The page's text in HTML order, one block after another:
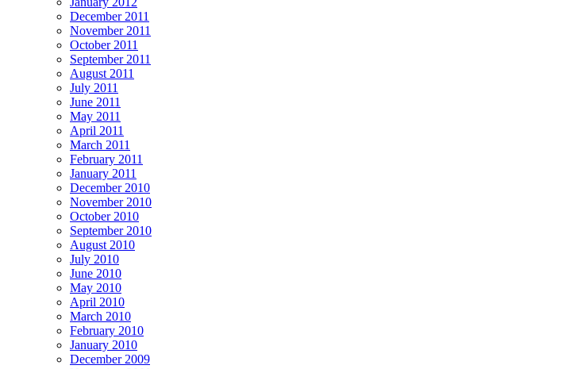
December 2011
November 2011
October 2011
September 2011
August 2011
July 2011
June 2011
May 2011
April 2011
March 2011
February 2011
January 2011
December 2010
November 2010
October 2010
September 2010
August 2010
July 2010
June 2010
May 2010
April 2010
March 2010
February 2010
January 2010
December 2009